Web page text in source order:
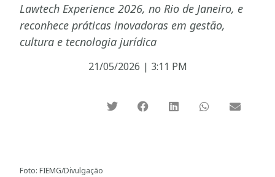
Lawtech Experience 2026, no Rio de Janeiro, e
reconhece práticas inovadoras em gestão,
cultura e tecnologia jurídica
21/05/2026 | 3:11 PM
Foto: FIEMG/Divulgação